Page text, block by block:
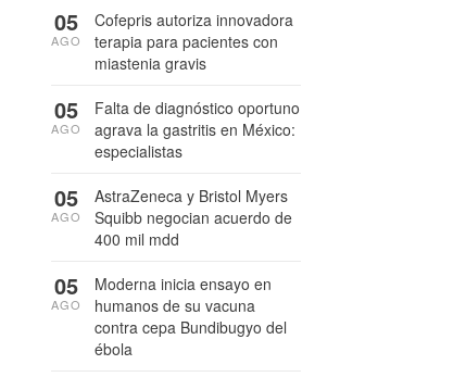
Cofepris autoriza innovadora
terapia para pacientes con
miastenia gravis
05
AGO
Falta de diagnóstico oportuno
agrava la gastritis en México:
especialistas
05
AGO
AstraZeneca y Bristol Myers
Squibb negocian acuerdo de
400 mil mdd
05
AGO
Moderna inicia ensayo en
humanos de su vacuna
contra cepa Bundibugyo del
ébola
05
AGO